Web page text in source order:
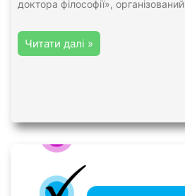
доктора філософії», організований
Читати далі »